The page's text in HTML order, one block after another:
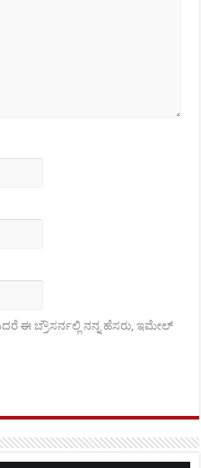
ಈ ಬ್ರೌಸರ್ನಲ್ಲಿ ನನ್ನ ಹೆಸರು, ಇಮೇಲ್